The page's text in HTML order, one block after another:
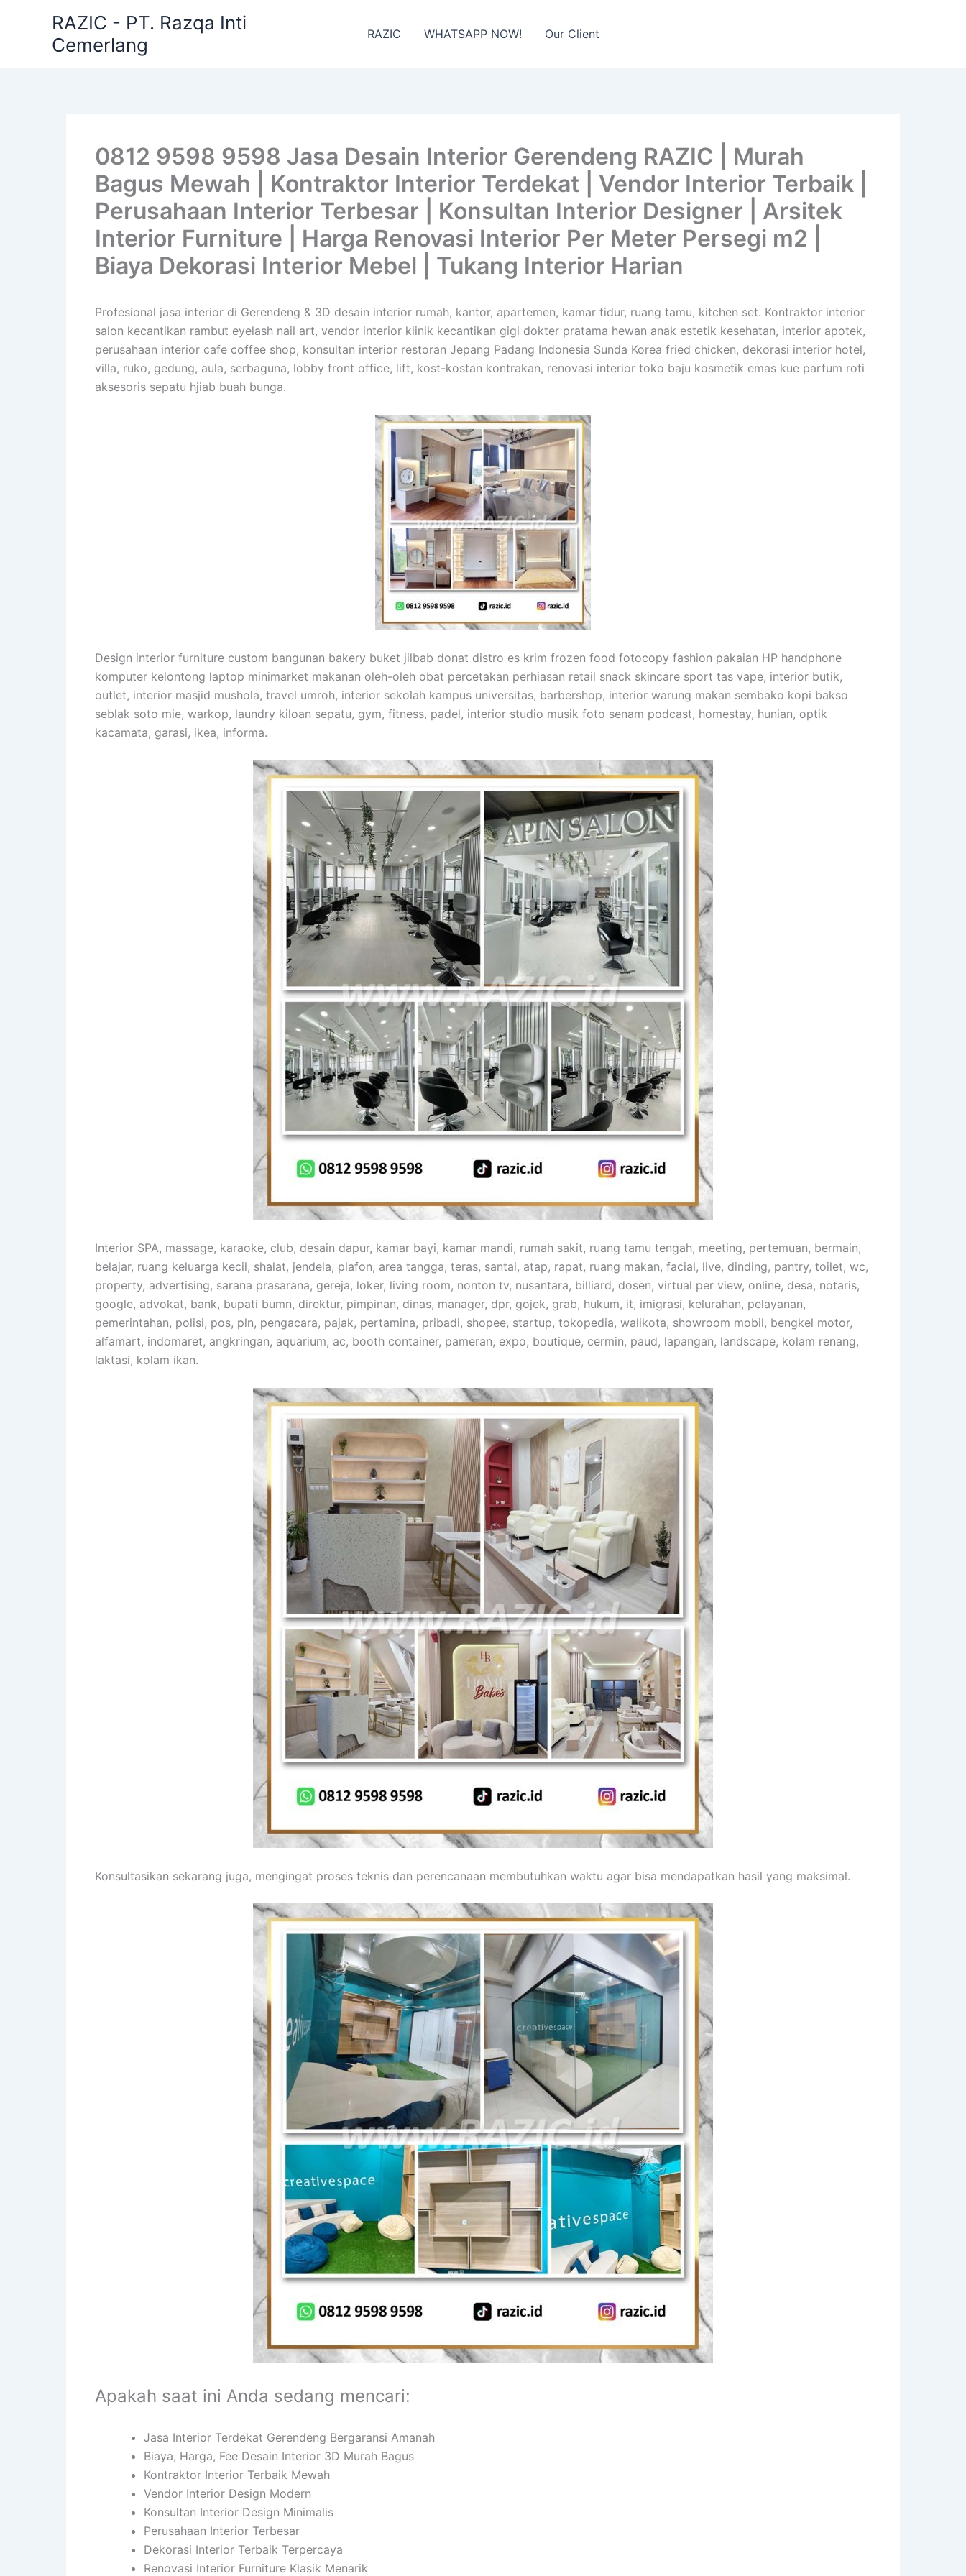
RAZIC - PT. Razqa Inti
Cemerlang
RAZIC WHATSAPP NOW! Our Client
0812 9598 9598 Jasa Desain Interior Gerendeng RAZIC | Murah
Bagus Mewah | Kontraktor Interior Terdekat | Vendor Interior Terbaik |
Perusahaan Interior Terbesar | Konsultan Interior Designer | Arsitek
Interior Furniture | Harga Renovasi Interior Per Meter Persegi m2 |
Biaya Dekorasi Interior Mebel | Tukang Interior Harian
Profesional jasa interior di Gerendeng & 3D desain interior rumah, kantor, apartemen, kamar tidur, ruang tamu, kitchen set. Kontraktor interior
salon kecantikan rambut eyelash nail art, vendor interior klinik kecantikan gigi dokter pratama hewan anak estetik kesehatan, interior apotek,
perusahaan interior cafe coffee shop, konsultan interior restoran Jepang Padang Indonesia Sunda Korea fried chicken, dekorasi interior hotel,
villa, ruko, gedung, aula, serbaguna, lobby front office, lift, kost-kostan kontrakan, renovasi interior toko baju kosmetik emas kue parfum roti
aksesoris sepatu hjiab buah bunga.
Design interior furniture custom bangunan bakery buket jilbab donat distro es krim frozen food fotocopy fashion pakaian HP handphone
komputer kelontong laptop minimarket makanan oleh-oleh obat percetakan perhiasan retail snack skincare sport tas vape, interior butik,
outlet, interior masjid mushola, travel umroh, interior sekolah kampus universitas, barbershop, interior warung makan sembako kopi bakso
seblak soto mie, warkop, laundry kiloan sepatu, gym, fitness, padel, interior studio musik foto senam podcast, homestay, hunian, optik
kacamata, garasi, ikea, informa.
Interior SPA, massage, karaoke, club, desain dapur, kamar bayi, kamar mandi, rumah sakit, ruang tamu tengah, meeting, pertemuan, bermain,
belajar, ruang keluarga kecil, shalat, jendela, plafon, area tangga, teras, santai, atap, rapat, ruang makan, facial, live, dinding, pantry, toilet, wc,
property, advertising, sarana prasarana, gereja, loker, living room, nonton tv, nusantara, billiard, dosen, virtual per view, online, desa, notaris,
google, advokat, bank, bupati bumn, direktur, pimpinan, dinas, manager, dpr, gojek, grab, hukum, it, imigrasi, kelurahan, pelayanan,
pemerintahan, polisi, pos, pln, pengacara, pajak, pertamina, pribadi, shopee, startup, tokopedia, walikota, showroom mobil, bengkel motor,
alfamart, indomaret, angkringan, aquarium, ac, booth container, pameran, expo, boutique, cermin, paud, lapangan, landscape, kolam renang,
laktasi, kolam ikan.
Konsultasikan sekarang juga, mengingat proses teknis dan perencanaan membutuhkan waktu agar bisa mendapatkan hasil yang maksimal.
Apakah saat ini Anda sedang mencari:
Jasa Interior Terdekat Gerendeng Bergaransi Amanah
Biaya, Harga, Fee Desain Interior 3D Murah Bagus
Kontraktor Interior Terbaik Mewah
Vendor Interior Design Modern
Konsultan Interior Design Minimalis
Perusahaan Interior Terbesar
Dekorasi Interior Terbaik Terpercaya
Renovasi Interior Furniture Klasik Menarik